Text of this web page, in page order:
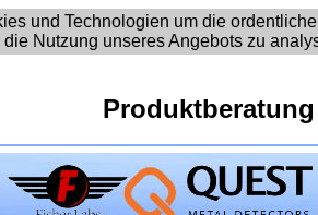
und Technologien um die
Nutzung unseres Angebots zu